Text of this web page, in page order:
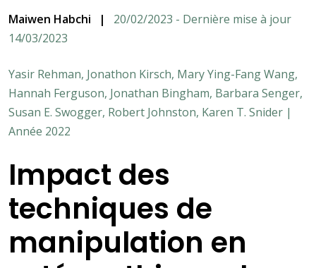
Maiwen Habchi |
20/02/2023 - Dernière mise à jour
14/03/2023
Yasir Rehman, Jonathon Kirsch, Mary Ying-Fang Wang,
Hannah Ferguson, Jonathan Bingham, Barbara Senger,
Susan E. Swogger, Robert Johnston, Karen T. Snider |
Année 2022
Impact des
techniques de
manipulation en